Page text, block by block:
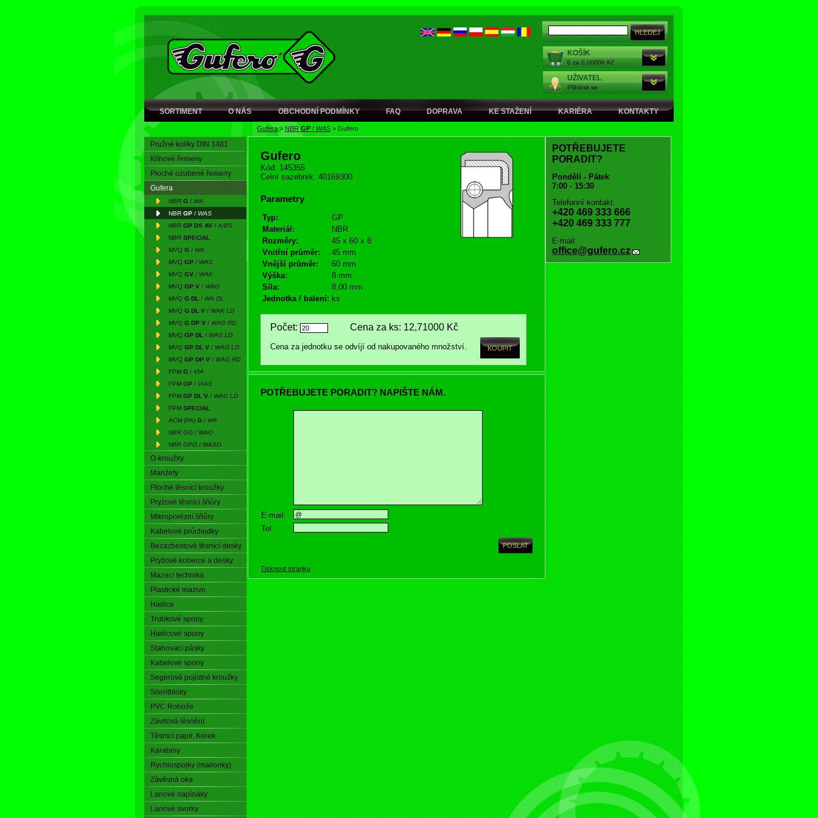
KOŠÍK
0 za 0,00000 Kč
UŽIVATEL
Přihlásit se
SORTIMENT O NÁS OBCHODNÍ PODMÍNKY FAQ DOPRAVA KE STAŽENÍ KARIÉRA KONTAKTY
Gufera> NBRGP / WAS > Gufero
Pružné kolíky DIN 1481
Klínové řemeny
Ploché ozubené řemeny
Gufera
NBR G / WA
NBR GP / WAS
NBR GP DS AV / A/BS
NBR SPECIAL
MVQ G / WA
MVQ GP / WAS
MVQ GV / WAK
MVQ GP V / WAG
MVQ G DL / WA DL
MVQ G DL V / WAK LD
MVQ G DP V / WAG RD
MVQ GP DL / WAS LD
MVQ GP DL V / WAG LD
MVQ GP DP V / WAG RD
FPM G / VIA
FPM GP / VIAS
FPM GP DL V / WAG LD
FPM SPECIAL
ACM (PA) G / WA
NBR GO / WAO
NBR GPO / WASO
O-kroužky
Manžety
Ploché těsnící kroužky
Pryžové těsnící šňůry
Mikroporézní šňůry
Kabelové průchodky
Bezazbestové těsnící desky
Pryžové koberce a desky
Mazací technika
Plastické mazivo
Hadice
Trubkové spony
Hadicové spony
Stahovací pásky
Kabelové spony
Segerové pojistné kroužky
Silentbloky
PVC Rohože
Závitová těsnění
Těsnící papír, Korek
Karabiny
Rychlospojky (mailonky)
Závěsná oka
Lanové napínáky
Lanové svorky
Gufero
Kód: 145355
Celní sazebník: 40169300
Parametry
Typ:
GP
Materiál:
NBR
Rozměry:
45 x 60 x 8
Vnitřní průměr:
45 mm
Vnější průměr:
60 mm
Výška:
8 mm
Síla:
8,00 mm
Jednotka / balení: ks
Počet: Cena za ks: 12,71000 Kč
Cena za jednotku se odvíjí od nakupovaného množství.
POTŘEBUJETE PORADIT? NAPIŠTE NÁM.
E-mail:
Tel.:
Tisknout stránku
POTŘEBUJETE
PORADIT?
Pondělí - Pátek
7:00 - 15:30
Telefonní kontakt:
+420 469 333 666
+420 469 333 777
E-mail:
office@gufero.cz